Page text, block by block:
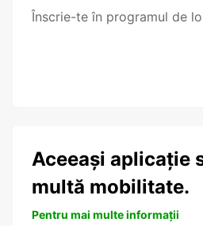
Înscrie-te în programul de
Aceeași aplicație
multă mobilitate.
Pentru mai multe informații